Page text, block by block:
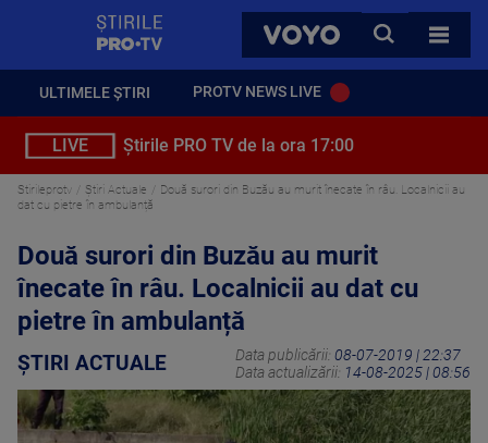
VOYO
CAUTA
TOATE
ULTIMELE ȘTIRI PROTV NEWS LIVE
LIVE Știrile PRO TV de la ora 17:00
Stirileprotv Știri Actuale
Două surori din Buzău au murit înecate în râu. Localnicii au
dat cu pietre în ambulanță
Două surori din Buzău au murit
înecate în râu. Localnicii au dat cu
pietre în ambulanță
ȘTIRI ACTUALE Data publicării: 08-07-2019 | 22:37
Data actualizării: 14-08-2025 | 08:56